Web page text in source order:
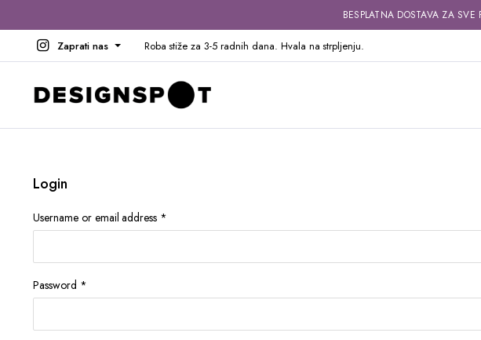
BESPLATNA DOSTAVA ZA SVE
Zaprati nas Roba stiže za 3-5 radnih dana. Hvala na strpljenju.
Login
Username or email address *
Password *Obavezno